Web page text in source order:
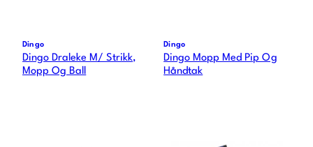
Dingo
Dingo Draleke M/ Strikk,
Mopp Og Ball
Dingo
Dingo Mopp Med Pip Og
Håndtak